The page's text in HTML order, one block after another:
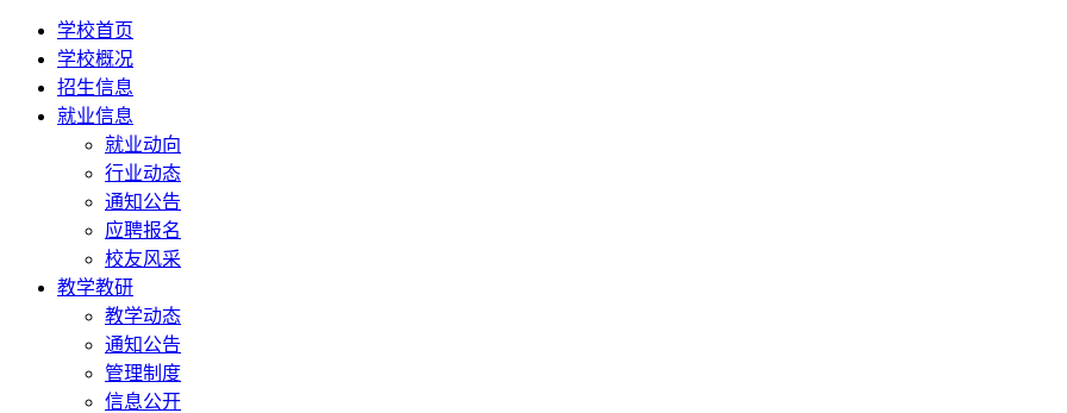
学校首页
学校概况
招生信息
就业信息
就业动向
行业动态
通知公告
应聘报名
校友风采
教学教研
教学动态
通知公告
管理制度
信息公开